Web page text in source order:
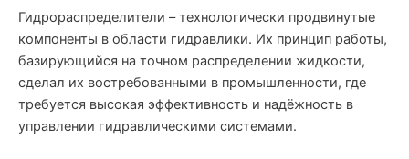
Гидрораспределители – технологически продвинутые
компоненты в области гидравлики. Их принцип работы,
базирующийся на точном распределении жидкости,
сделал их востребованными в промышленности, где
требуется высокая эффективность и надёжность в
управлении гидравлическими системами.